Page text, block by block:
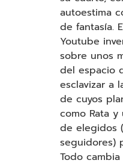
autoestima
de fantasía.
Youtube
sobre unos
del espacio
esclavizar a
de cuyos
como Rata
de elegidos
seguidores)
Todo